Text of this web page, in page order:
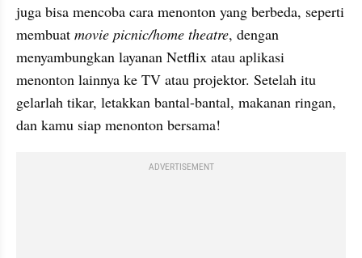
juga bisa mencoba cara menonton yang berbeda, seperti
membuat movie picnic/home theatre, dengan
menyambungkan layanan Netflix atau aplikasi
menonton lainnya ke TV atau projektor. Setelah itu
gelarlah tikar, letakkan bantal-bantal, makanan ringan,
dan kamu siap menonton bersama!
ADVERTISEMENT